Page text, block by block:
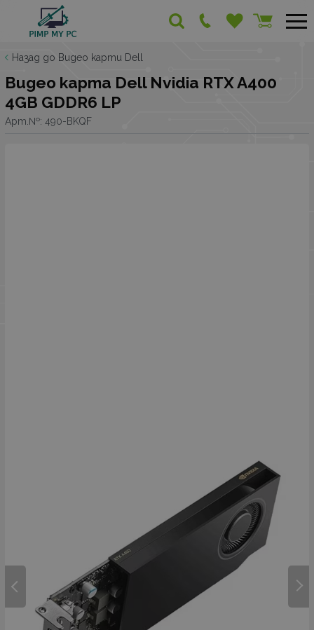
Назад до Видео карти Dell
Видео карта Dell Nvidia RTX A400
4GB GDDR6 LP
Арт.№: 490-BKQF